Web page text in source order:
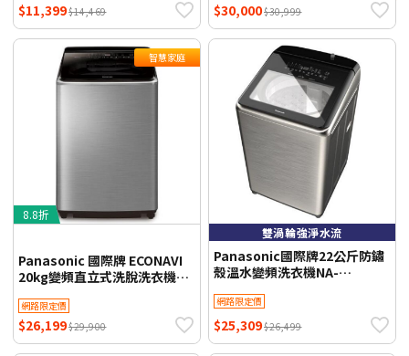
$11,399$14,469 $30,000$30,999
8.8折
智慧家庭
Panasonic 國際牌 ECONAVI
20kg變頻直立式洗脫洗衣機
+舊機回收
網路限定價
$26,199$29,900
雙渦輪強淨水流
Panasonic國際牌22公斤防鏽
殼溫水變頻洗衣機NA-
網路限定價
$25,309$26,499